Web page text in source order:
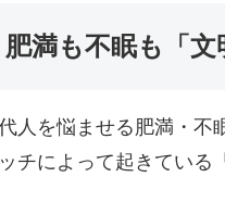
肥満も不眠も「文
人を悩ませる肥満・不
チによって起きている「